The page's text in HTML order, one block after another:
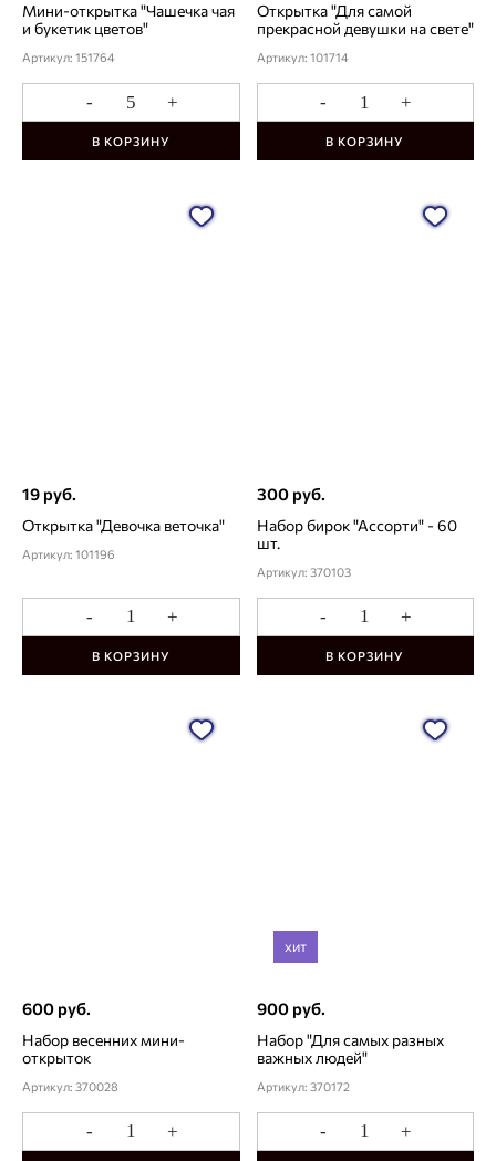
Мини-открытка "Чашечка чая
и букетик цветов"
Артикул: 151764
- +
В КОРЗИНУ
Открытка "Для самой
прекрасной девушки на свете"
Артикул: 101714
- +
В КОРЗИНУ
19 руб.
Открытка "Девочка веточка"
Артикул: 101196
- +
В КОРЗИНУ
300 руб.
Набор бирок "Ассорти" - 60
шт.
Артикул: 370103
- +
В КОРЗИНУ
600 руб.
Набор весенних мини-
открыток
Артикул: 370028
- +
хит
900 руб.
Набор "Для самых разных
важных людей"
Артикул: 370172
- +